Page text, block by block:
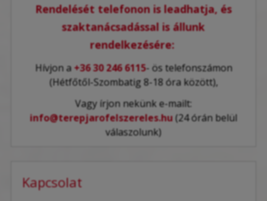
Rendelését telefonon is leadhatja, és
szaktanácsadással is állunk
rendelkezésére:
Hívjon a+36 30 246 6115- ös telefonszámon
(Hétfőtől-Szombatig 8-18 óra között),
Vagy írjon nekünk e-mailt:
info@terepjarofelszereles.hu(24 órán belül
válaszolunk)
Kapcsolat